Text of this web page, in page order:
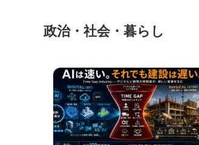
政治・社会・暮らし